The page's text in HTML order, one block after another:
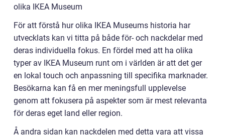
olika IKEA Museum
För att förstå hur olika IKEA Museums historia har
utvecklats kan vi titta på både för- och nackdelar med
deras individuella fokus. En fördel med att ha olika
typer av IKEA Museum runt om i världen är att det ger
en lokal touch och anpassning till specifika marknader.
Besökarna kan få en mer meningsfull upplevelse
genom att fokusera på aspekter som är mest relevanta
för deras eget land eller region.
Å andra sidan kan nackdelen med detta vara att vissa